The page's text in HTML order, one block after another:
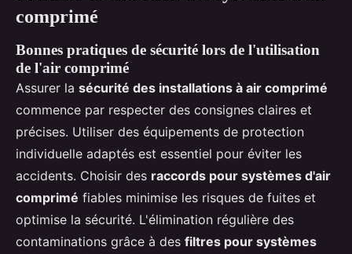
comprimé
Bonnes pratiques de sécurité lors de l'utilisation
de l'air comprimé
Assurer la sécurité des installations à air comprimé
commence par respecter des consignes claires et
précises. Utiliser des équipements de protection
individuelle adaptés est essentiel pour éviter les
accidents. Choisir des raccords pour systèmes d'air
comprimé fiables minimise les risques de fuites et
optimise la sécurité. L'élimination régulière des
contaminations grâce à des filtres pour systèmes